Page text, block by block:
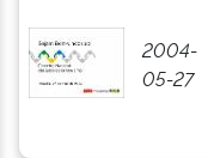
2004-
05-27